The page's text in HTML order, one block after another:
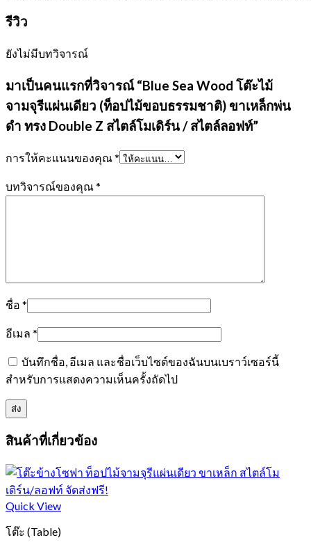
รีวิว
ยังไม่มีบทวิจารณ์
มาเป็นคนแรกที่วิจารณ์ “Blue Sea Wood โต๊ะไม้
จามจุรีแผ่นเดียว (ท็อปไม้ขอบธรรมชาติ) ขาเหล็กพ่น
ดำ ทรง Double Z สไตล์โมเดิร์น / สไตล์ลอฟท์”
การให้คะแนนของคุณ*
บทวิจารณ์ของคุณ*
ชื่อ *
อีเมล *
บันทึกชื่อ, อีเมล และชื่อเว็บไซต์ของฉันบนเบราว์เซอร์นี้
สำหรับการแสดงความเห็นครั้งถัดไป
สินค้าที่เกี่ยวข้อง
Quick View
โต๊ะ (Table)